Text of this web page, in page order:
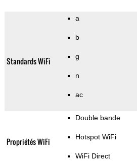
Standards WiFi
a
b
g
n
ac
Propriétés WiFi
Double bande
Hotspot WiFi
WiFi Direct